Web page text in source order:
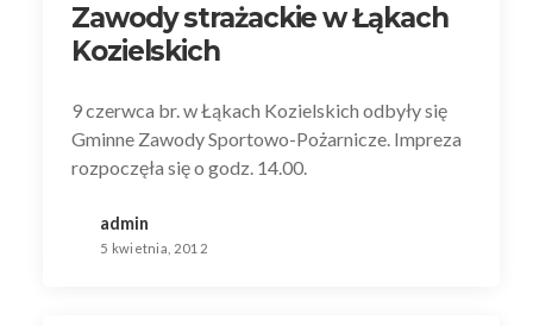
Zawody strażackie w Łąkach
Kozielskich
9 czerwca br. w Łąkach Kozielskich odbyły się
Gminne Zawody Sportowo-Pożarnicze. Impreza
rozpoczęła się o godz. 14.00.
admin
5 kwietnia, 2012